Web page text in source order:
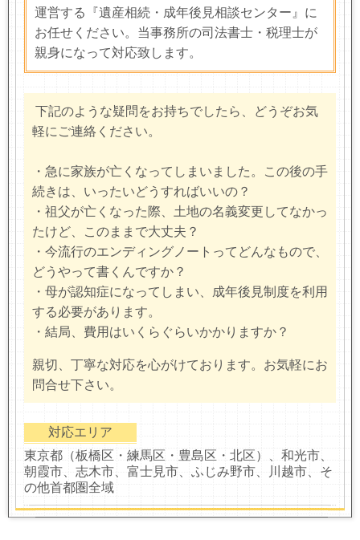
運営する『遺産相続・成年後見相談センター』に
お任せください。当事務所の司法書士・税理士が
親身になって対応致します。
下記のような疑問をお持ちでしたら、どうぞお気
軽にご連絡ください。
・急に家族が亡くなってしまいました。この後の手
続きは、いったいどうすればいいの？
・祖父が亡くなった際、土地の名義変更してなかっ
たけど、このままで大丈夫？
・今流行のエンディングノートってどんなもので、
どうやって書くんですか？
・母が認知症になってしまい、成年後見制度を利用
する必要があります。
・結局、費用はいくらぐらいかかりますか？
親切、丁寧な対応を心がけております。お気軽にお
問合せ下さい。
対応エリア
東京都（板橋区・練馬区・豊島区・北区）、和光市、
朝霞市、志木市、富士見市、ふじみ野市、川越市、そ
の他首都圏全域